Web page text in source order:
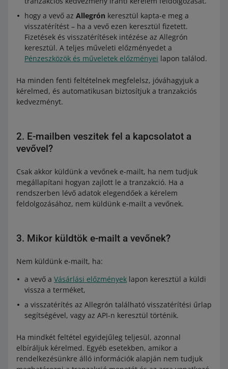
hogy a vevő az Allegrón keresztül kapta-e meg a
visszatérítést – ha a vevő ezen keresztül fizetett.
Fizetések és visszatérítések intézése az Allegrón
keresztül. A teljes műveleti előzményedet a
Pénzeszközök és műveletek előzményei lapon találod.
Ha minden fenti feltételnek megfelelsz, jóváhagyjuk a
kérelmed, és automatikusan biztosítjuk a tranzakciós
kedvezményt.
2. E-mailben veszitek fel a kapcsolatot a
vevővel?
Csak akkor küldünk a vevőnek e-mailt, ha nem tudjuk
megállapítani hogyan zajlott le a tranzakció. Ha a
rendszerben lévő adatok elegendőek a kérelem
feldolgozásához, nem küldünk e-mailt a vevőnek.
3. Mikor küldtök e-mailt a vevőnek?
Nem küldünk e-mailt, ha:
a vevő a Vásárlási előzmények lapon keresztül a küldi
vissza a terméket,
a visszatérítés az Allegrón található visszatérítési űrlap
segítségével, vagy az API-n keresztül történik.
Ha mindkét feltétel egyidejűleg teljesül, azonnal
elbíráljuk kérelmed. Egyéb esetekben, amikor a
rendelkezésünkre álló információk alapján nem tudjuk